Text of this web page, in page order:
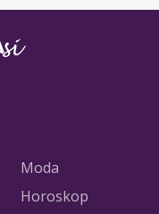
Moda
Horoskop